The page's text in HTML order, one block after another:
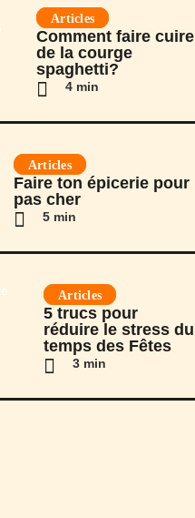
Articles
Comment faire cuire
de la courge
spaghetti?
4 min
Articles
Faire ton épicerie pour
pas cher
5 min
Articles
5 trucs pour
réduire le stress du
temps des Fêtes
3 min